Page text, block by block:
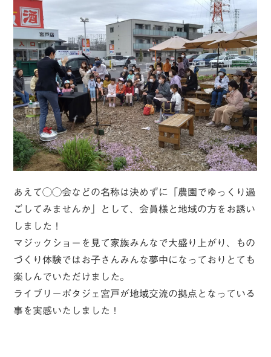
あえて◯◯会などの名称は決めずに「農園でゆっくり過
ごしてみませんか」として、会員様と地域の方をお誘い
しました！
マジックショーを見て家族みんなで大盛り上がり、もの
づくり体験ではお子さんみんな夢中になっておりとても
楽しんでいただけました。
ライブリーポタジェ宮戸が地域交流の拠点となっている
事を実感いたしました！